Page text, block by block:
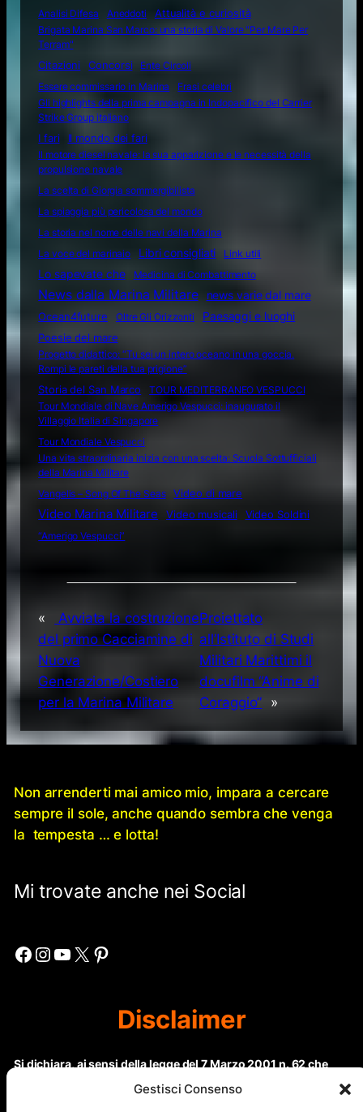
Gestisci Consenso
Analisi Difesa
Aneddoti Attualità e curiosità
Brigata Marina San Marco: una storia di Valore "Per Mare Per
Terram"
Citazioni
Concorsi
Ente Circoli
Essere commissario in Marina
Frasi celebri
Gli highlights della prima campagna in Indopacifico del Carrier
Strike Group italiano
I fari
Il mondo dei fari
Il motore diesel navale: la sua apparizione e le necessità della
propulsione navale
La scelta di Giorgia sommergibilista
La spiaggia più pericolosa del mondo
La storia nel nome delle navi della Marina
La voce del marinaio
Libri consigliati Link utili
Lo sapevate che Medicina di Combattimento
News dalla Marina Militare
news varie dal mare
Ocean4future
Oltre Gli Orizzonti
Paesaggi e luoghi
Poesie del mare
Progetto didattico: “Tu sei un intero oceano in una goccia.
Rompi le pareti della tua prigione”
Storia del San Marco
TOUR MEDITERRANEO VESPUCCI
Tour Mondiale di Nave Amerigo Vespucci: inaugurato il
Villaggio Italia di Singapore
Tour Mondiale Vespucci
Una vita straordinaria inizia con una scelta: Scuola Sottufficiali
della Marina Militare
Vangelis – Song Of The Seas
Video di mare
Video Marina Militare Video musicali
Video Soldini
“Amerigo Vespucci”
«
Avviata la costruzione
del primo Cacciamine di
Nuova
Generazione/Costiero
per la Marina Militare
Proiettato
all’Istituto di Studi
Militari Marittimi il
docufilm “Anime di
Coraggio” »
Non arrenderti mai amico mio, impara a cercare
sempre il sole, anche quando sembra che venga
la tempesta … e lotta!
Mi trovate anche nei Social
Facebook Instagram YouTube X Pinterest
Disclaimer
Si dichiara, ai sensi della legge del 7 Marzo 2001 n. 62 che
questo sito non rientra nella categoria di “Informazione